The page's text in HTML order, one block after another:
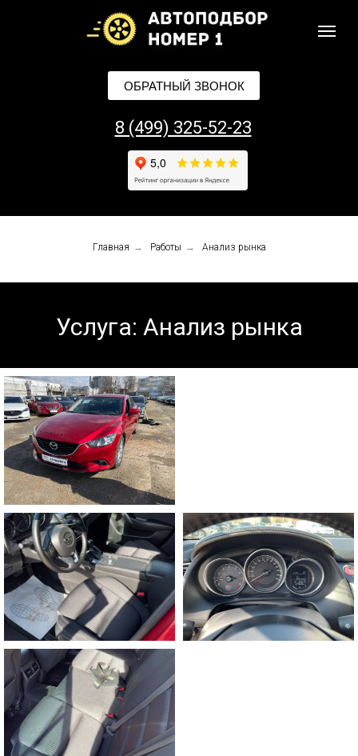
ОБРАТНЫЙ ЗВОНОК
8 (499) 325-52-23
Главная → Работы → Анализ рынка
Услуга: Анализ рынка